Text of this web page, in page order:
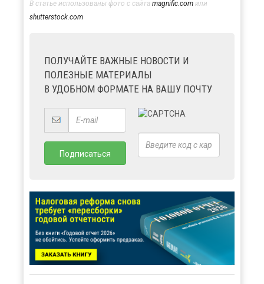
В статье использованы фото с сайта magnific.com или
shutterstock.com
ПОЛУЧАЙТЕ ВАЖНЫЕ НОВОСТИ И
ПОЛЕЗНЫЕ МАТЕРИАЛЫ
В УДОБНОМ ФОРМАТЕ НА ВАШУ ПОЧТУ